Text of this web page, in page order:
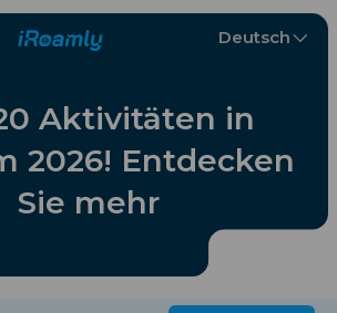
Deutsch
Aktivitäten in
2026! Entdecken
Sie mehr